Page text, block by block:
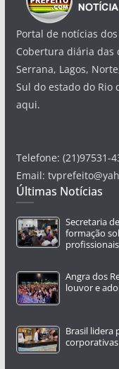
Portal de notícias
Cobertura diária das
Serrana, Lagos,
Sul do estado do Rio
aqui.
Telefone: (21)97531-
Email:
Últimas Notícias
Secretaria
formação
Angra dos
louvor e
Brasil lidera